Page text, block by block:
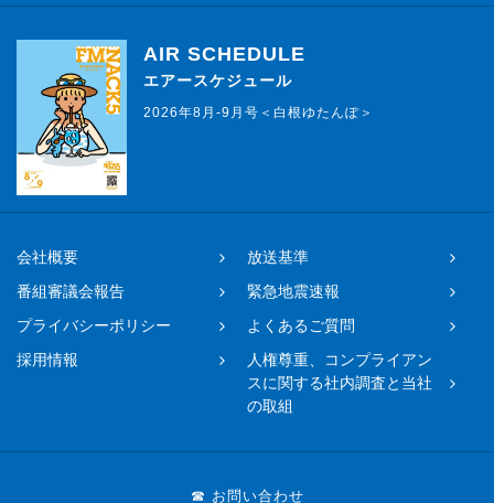
AIR SCHEDULE
エアースケジュール
2026年8月-9月号＜白根ゆたんぽ＞
会社概要
放送基準
番組審議会報告
緊急地震速報
プライバシーポリシー
よくあるご質問
採用情報
人権尊重、コンプライアン
スに関する社内調査と当社
の取組
☎ お問い合わせ